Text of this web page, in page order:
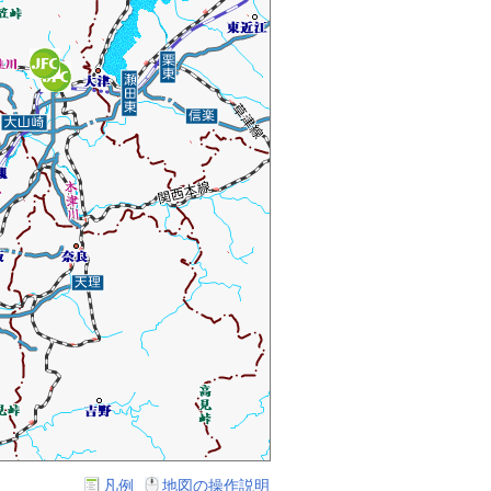
凡例 地図の操作説明